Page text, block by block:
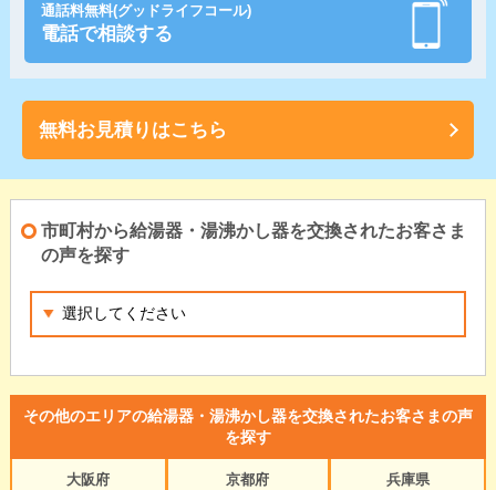
通話料無料(グッドライフコール)
電話で相談する
無料お見積りはこちら
市町村から給湯器・湯沸かし器を交換されたお客さま
の声を探す
その他のエリアの給湯器・湯沸かし器を交換されたお客さまの声
を探す
大阪府
京都府
兵庫県